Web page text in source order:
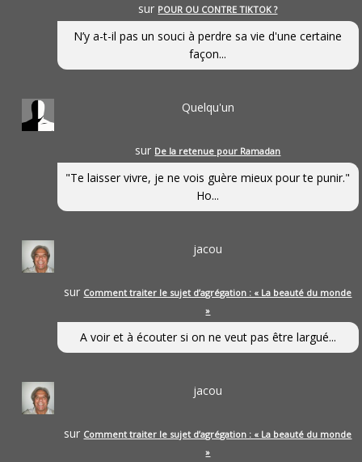
sur POUR OU CONTRE TIKTOK ?
N’y a-t-il pas un souci à perdre sa vie d'une certaine
façon...
Quelqu'un
sur De la retenue pour Ramadan
"Te laisser vivre, je ne vois guère mieux pour te punir."
Ho...
jacou
sur Comment traiter le sujet d’agrégation : « La beauté du monde
»
A voir et à écouter si on ne veut pas être largué...
jacou
sur Comment traiter le sujet d’agrégation : « La beauté du monde
»